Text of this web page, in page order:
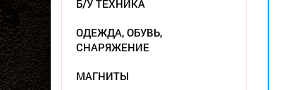
Б/У ТЕХНИКА
ОДЕЖДА, ОБУВЬ,
СНАРЯЖЕНИЕ
МАГНИТЫ